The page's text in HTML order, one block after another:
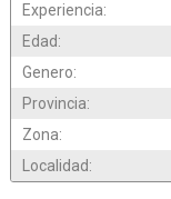
Experiencia:
Edad:
Genero:
Provincia:
Zona:
Localidad: